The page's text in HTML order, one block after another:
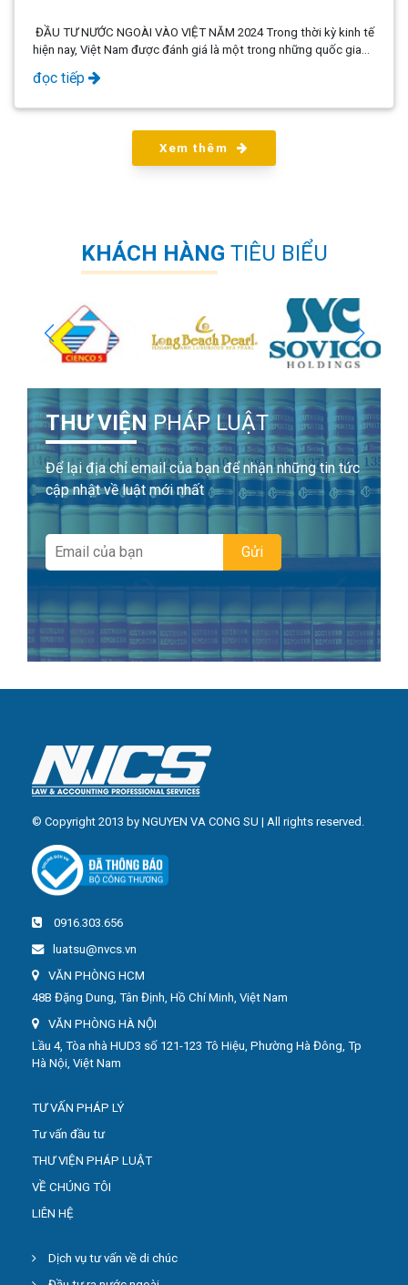
ĐẦU TƯ NƯỚC NGOÀI VÀO VIỆT NĂM 2024 Trong thời kỳ kinh tế
hiện nay, Việt Nam được đánh giá là một trong những quốc gia
một trong những tiềm năng phải kể đến như điều kiện kinh tế
đọc tiếp
Xem thêm
KHÁCH HÀNG TIÊU BIỂU
THƯ VIỆNPHÁP LUẬT
Để lại địa chỉ email của bạn để nhận những tin tức
cập nhật về luật mới nhất
© Copyright 2013 by NGUYEN VA CONG SU | All rights reserved.
0916.303.656
luatsu@nvcs.vn
VĂN PHÒNG HCM
48B Đặng Dung, Tân Định, Hồ Chí Minh, Việt Nam
VĂN PHÒNG HÀ NỘI
Lầu 4, Tòa nhà HUD3 số 121-123 Tô Hiệu, Phường Hà Đông, Tp
Hà Nội, Việt Nam
TƯ VẤN PHÁP LÝ
Tư vấn đầu tư
THƯ VIỆN PHÁP LUẬT
VỀ CHÚNG TÔI
LIÊN HỆ
Dịch vụ tư vấn về di chúc